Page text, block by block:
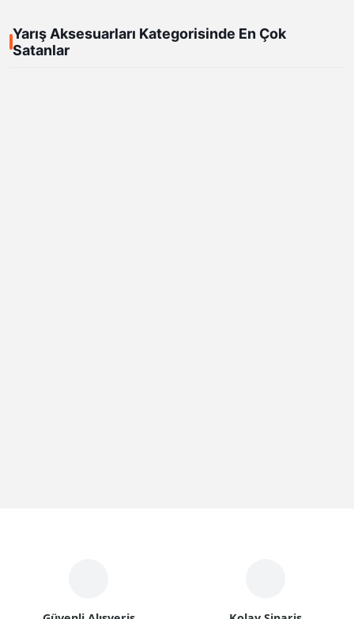
Yarış Aksesuarları Kategorisinde En Çok
Satanlar